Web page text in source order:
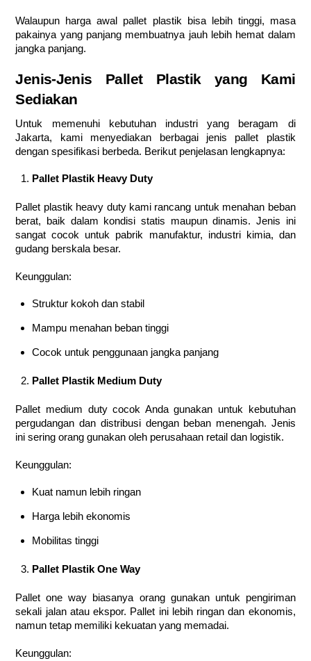
Walaupun harga awal pallet plastik bisa lebih tinggi, masa
pakainya yang panjang membuatnya jauh lebih hemat dalam
jangka panjang.
Jenis-Jenis Pallet Plastik yang Kami
Sediakan
Untuk memenuhi kebutuhan industri yang beragam di
Jakarta, kami menyediakan berbagai jenis pallet plastik
dengan spesifikasi berbeda. Berikut penjelasan lengkapnya:
Pallet Plastik Heavy Duty
Pallet plastik heavy duty kami rancang untuk menahan beban
berat, baik dalam kondisi statis maupun dinamis. Jenis ini
sangat cocok untuk pabrik manufaktur, industri kimia, dan
gudang berskala besar.
Keunggulan:
Struktur kokoh dan stabil
Mampu menahan beban tinggi
Cocok untuk penggunaan jangka panjang
Pallet Plastik Medium Duty
Pallet medium duty cocok Anda gunakan untuk kebutuhan
pergudangan dan distribusi dengan beban menengah. Jenis
ini sering orang gunakan oleh perusahaan retail dan logistik.
Keunggulan:
Kuat namun lebih ringan
Harga lebih ekonomis
Mobilitas tinggi
Pallet Plastik One Way
Pallet one way biasanya orang gunakan untuk pengiriman
sekali jalan atau ekspor. Pallet ini lebih ringan dan ekonomis,
namun tetap memiliki kekuatan yang memadai.
Keunggulan: